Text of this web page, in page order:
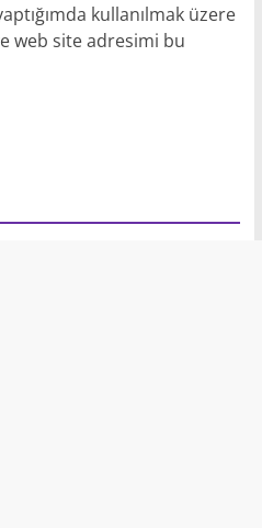
kullanılmak üzere
web site adresimi bu